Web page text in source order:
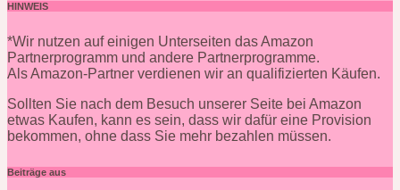
HINWEIS
*Wir nutzen auf einigen Unterseiten das Amazon
Partnerprogramm und andere Partnerprogramme.
Als Amazon-Partner verdienen wir an qualifizierten Käufen.
Sollten Sie nach dem Besuch unserer Seite bei Amazon
etwas Kaufen, kann es sein, dass wir dafür eine Provision
bekommen, ohne dass Sie mehr bezahlen müssen.
Beiträge aus